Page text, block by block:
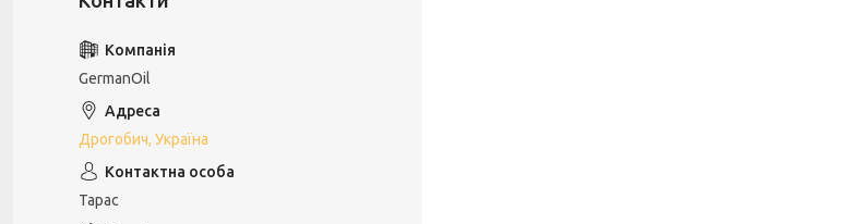
GermanOil
Дрогобич, Україна
Тарас